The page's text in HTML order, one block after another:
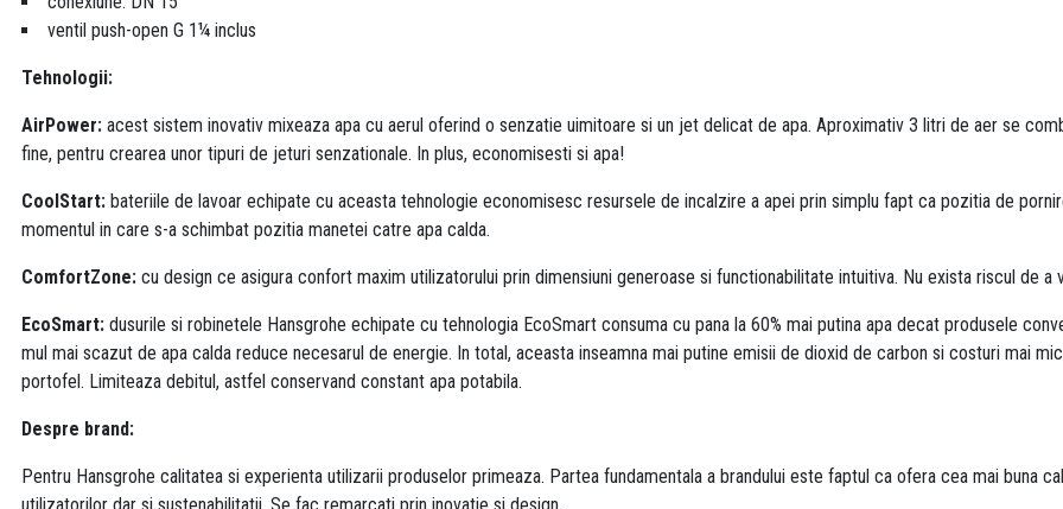
ventil push-open G 1¼ inclus
Tehnologii:
AirPower: acest sistem inovativ mixeaza apa cu aerul oferind o senzatie uimitoare si un jet delicat de apa. Aproximativ 3 litri de aer se
fine, pentru crearea unor tipuri de jeturi senzationale. In plus, economisesti si apa!
CoolStart: bateriile de lavoar echipate cu aceasta tehnologie economisesc resursele de incalzire a apei prin simplu fapt ca pozitia de
momentul in care s-a schimbat pozitia manetei catre apa calda.
ComfortZone: cu design ce asigura confort maxim utilizatorului prin dimensiuni generoase si functionabilitate intuitiva. Nu exista riscul de a
EcoSmart: dusurile si robinetele Hansgrohe echipate cu tehnologia EcoSmart consuma cu pana la 60% mai putina apa decat produsele
mul mai scazut de apa calda reduce necesarul de energie. In total, aceasta inseamna mai putine emisii de dioxid de carbon si costuri mai
portofel. Limiteaza debitul, astfel conservand constant apa potabila.
Despre brand:
Pentru Hansgrohe calitatea si experienta utilizarii produselor primeaza. Partea fundamentala a brandului este faptul ca ofera cea mai buna